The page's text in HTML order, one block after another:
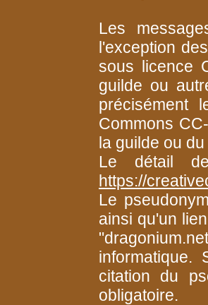
Les
l'exception
sous licence
guilde ou
précisément
Commons
la guilde ou
Le détail
https://
Le
ainsi qu'un
citation du
obligatoire.